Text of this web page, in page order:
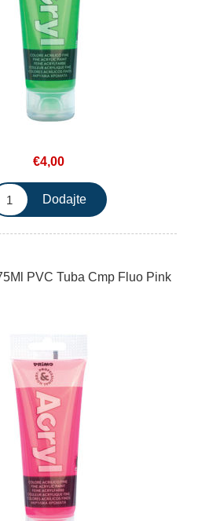
€4,00
PVC Tuba Cmp Fluo Pink